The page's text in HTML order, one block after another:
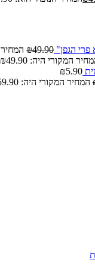
הגפן" ₪49.90 המחיר
המקורי היה: ₪49.90.
₪5.90
המחיר המקורי היה: ₪59.90.